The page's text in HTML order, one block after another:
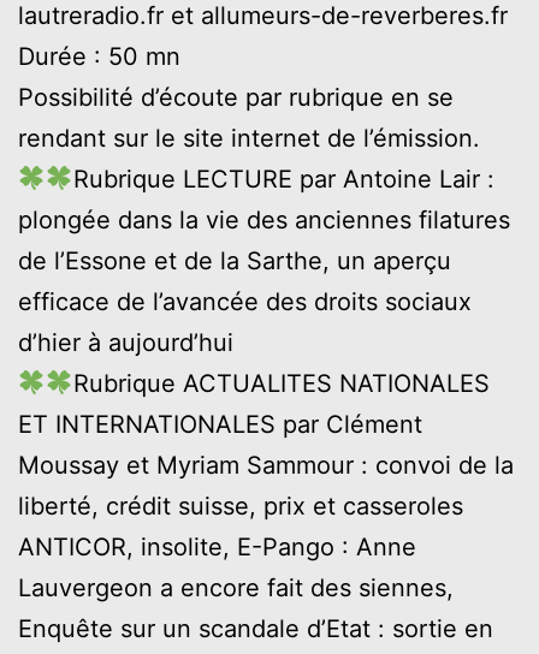
lautreradio.fr et allumeurs-de-reverberes.fr
Durée : 50 mn
Possibilité d’écoute par rubrique en se
rendant sur le site internet de l’émission.
Rubrique LECTURE par Antoine Lair :
plongée dans la vie des anciennes filatures
de l’Essone et de la Sarthe, un aperçu
efficace de l’avancée des droits sociaux
d’hier à aujourd’hui
Rubrique ACTUALITES NATIONALES
ET INTERNATIONALES par Clément
Moussay et Myriam Sammour : convoi de la
liberté, crédit suisse, prix et casseroles
ANTICOR, insolite, E-Pango : Anne
Lauvergeon a encore fait des siennes,
Enquête sur un scandale d’Etat : sortie en